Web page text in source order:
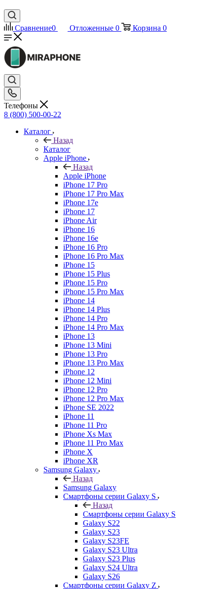
Сравнение0 Отложенные 0 Корзина 0
Телефоны
8 (800) 500-00-22
Каталог
Назад
Каталог
Apple iPhone
Назад
Apple iPhone
iPhone 17 Pro
iPhone 17 Pro Max
iPhone 17e
iPhone 17
iPhone Air
iPhone 16
iPhone 16e
iPhone 16 Pro
iPhone 16 Pro Max
iPhone 15
iPhone 15 Plus
iPhone 15 Pro
iPhone 15 Pro Max
iPhone 14
iPhone 14 Plus
iPhone 14 Pro
iPhone 14 Pro Max
iPhone 13
iPhone 13 Mini
iPhone 13 Pro
iPhone 13 Pro Max
iPhone 12
iPhone 12 Mini
iPhone 12 Pro
iPhone 12 Pro Max
iPhone SE 2022
iPhone 11
iPhone 11 Pro
iPhone Xs Max
iPhone 11 Pro Max
iPhone X
iPhone XR
Samsung Galaxy
Назад
Samsung Galaxy
Смартфоны серии Galaxy S
Назад
Смартфоны серии Galaxy S
Galaxy S22
Galaxy S23
Galaxy S23FE
Galaxy S23 Ultra
Galaxy S23 Plus
Galaxy S24 Ultra
Galaxy S26
Смартфоны серии Galaxy Z